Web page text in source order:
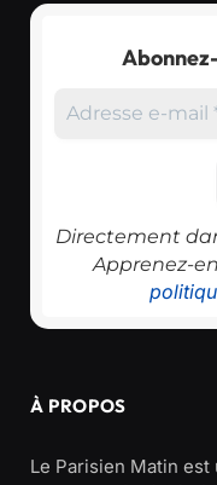
Directement
Apprenez-
À PROPOS
Le Parisien Matin